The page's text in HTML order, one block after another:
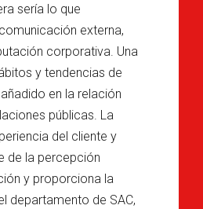
sería lo que
externa,
corporativa. Una
y tendencias de
en la relación
públicas. La
del cliente y
de la percepción
y proporciona la
departamento de SAC,